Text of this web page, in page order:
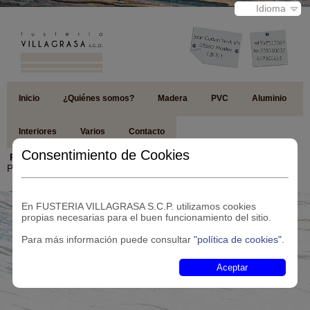
Consentimiento de Cookies
En FUSTERIA VILLAGRASA S.C.P. utilizamos cookies
propias necesarias para el buen funcionamiento del sitio.
Para más información puede consultar"política de cookies"
Aceptar
Idioma
Inicio ¿Quiénes somos? Madera PVC Aluminio
Interiores Varios Contacto
Página de Contacto
Pàgina no Existe